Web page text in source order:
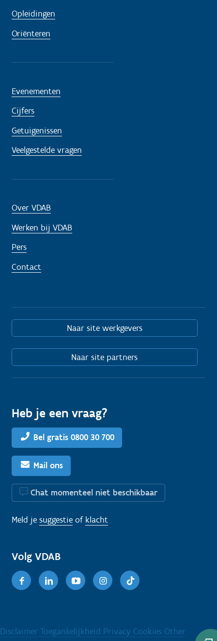
Opleidingen
Oriënteren
Evenementen
Cijfers
Getuigenissen
Veelgestelde vragen
Over VDAB
Werken bij VDAB
Pers
Contact
Naar site werkgevers
Naar site partners
Heb je een vraag?
Bel gratis 0800 30 700
Mail ons
Chat momenteel niet beschikbaar
Meld je suggestie of klacht
Volg VDAB
FacebookLinkedinYoutubeInstagram
Disclaimer Toegankelijkheid Privacy Cookies Other